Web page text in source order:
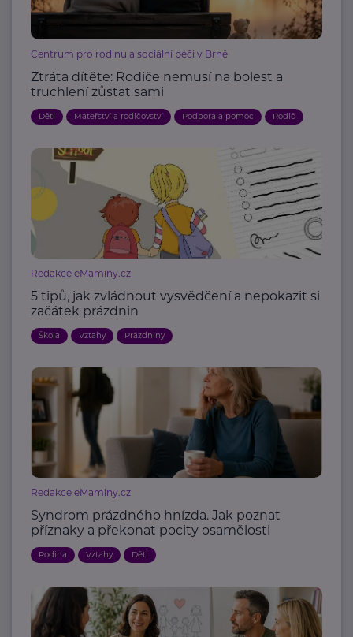
Centrum pro rodinu a sociální péči v Brně
Ztráta dítěte: Rodiče nemusí na bolest a
truchlení zůstat sami
Děti Mateřství a rodičovství Podpora a pomoc Rodič
Redakce eMaminy.cz
5 tipů, jak zvládnout vysvědčení a nepokazit si
začátek prázdnin
Škola Vztahy Prázdniny
Redakce eMaminy.cz
Syndrom prázdného hnízda. Jak poznat
příznaky a překonat pocity osamělosti
Rodina Vztahy Děti